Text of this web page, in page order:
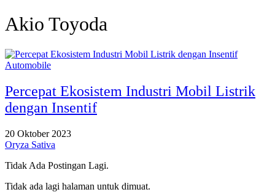
Akio Toyoda
Automobile
Percepat Ekosistem Industri Mobil Listrik
dengan Insentif
20 Oktober 2023
Oryza Sativa
Tidak Ada Postingan Lagi.
Tidak ada lagi halaman untuk dimuat.